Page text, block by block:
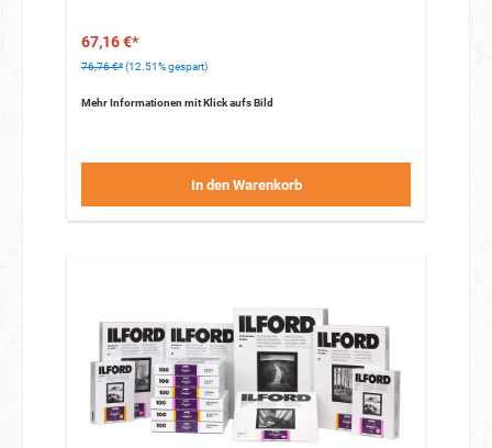
67,16 €*
76,76 €* (12.51% gespart)
Mehr Informationen mit Klick aufs Bild
In den Warenkorb